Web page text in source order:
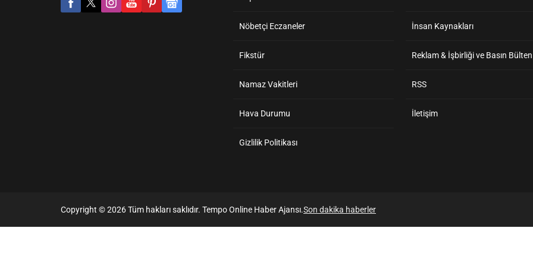
Nöbetçi Eczaneler
Fikstür
Namaz Vakitleri
Hava Durumu
Gizlilik Politikası
İnsan Kaynakları
Reklam & İşbirliği ve Basın
RSS
İletişim
Copyright © 2026 Tüm hakları saklıdır. Tempo Online Haber Ajansı.Son dakika haberler